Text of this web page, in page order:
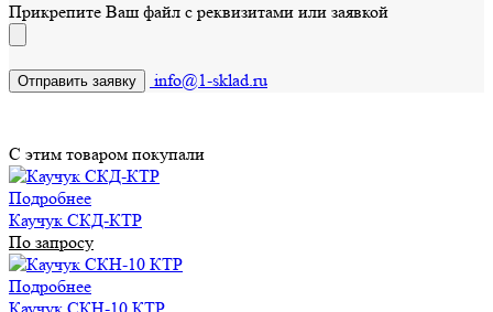
Прикрепите Ваш файл с реквизитами или заявкой
info@1-sklad.ru
С этим товаром покупали
Подробнее
Каучук СКД-КТР
По запросу
Подробнее